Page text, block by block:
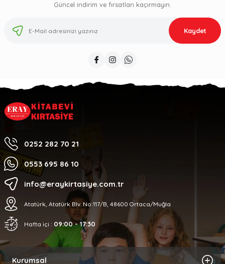
Güncel indirim ve fırsatları kaçırmayın.
Kaydet
0252 282 70 21
0553 695 86 10
info@eraykirtasiye.com.tr
Atatürk, Atatürk Blv. No:117/B, 48600 Ortaca/Muğla
Hafta içi : 09:00 - 17:30
Kurumsal